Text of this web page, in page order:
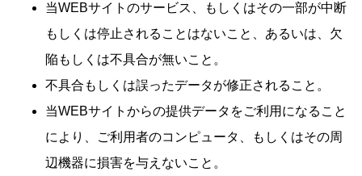
当WEBサイトのサービス、もしくはその一部が中断
もしくは停止されることはないこと、あるいは、欠
陥もしくは不具合が無いこと。
不具合もしくは誤ったデータが修正されること。
当WEBサイトからの提供データをご利用になること
により、ご利用者のコンピュータ、もしくはその周
辺機器に損害を与えないこと。